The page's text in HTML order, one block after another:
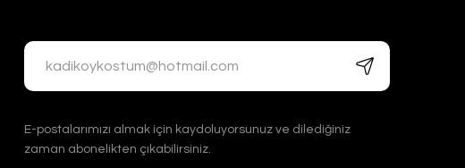
E-postalarımızı almak için kaydoluyorsunuz ve dilediğiniz
zaman abonelikten çıkabilirsiniz.